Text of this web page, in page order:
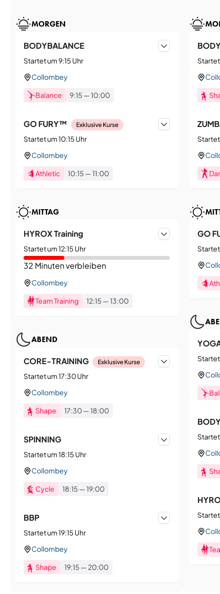
MORGEN
BODYBALANCE
Startet um 9:15 Uhr
Collombey
Balance 9:15 —10:00
GO FURY™ Exklusive Kurse
Startet um 10:15 Uhr
Collombey
Athletic 10:15 —11:00
MITTAG
HYROX Training
Startet um 12:15 Uhr
32 Minuten verbleiben
Collombey
Team Training 12:15 —13:00
ABEND
CORE-TRAINING Exklusive Kurse
Startet um 17:30 Uhr
Collombey
Shape 17:30—18:00
SPINNING
Startet um 18:15 Uhr
Collombey
Cycle 18:15 —19:00
BBP
Startet um 19:15 Uhr
Collombey
Shape 19:15 — 20:00
Startet
Startet
GO
Startet
Startet
Startet
Startet